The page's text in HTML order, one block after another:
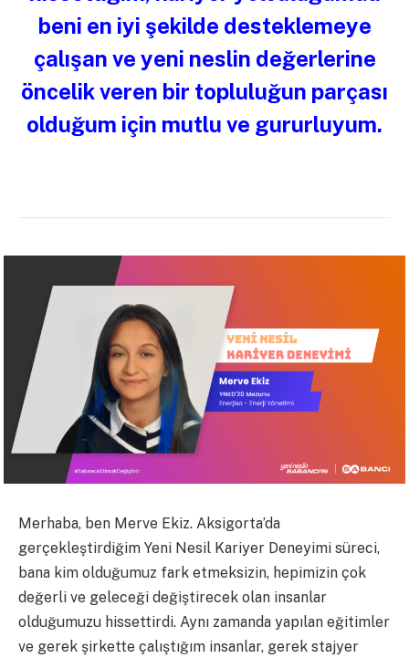
beni en iyi şekilde desteklemeye
çalışan ve yeni neslin değerlerine
öncelik veren bir topluluğun parçası
olduğum için mutlu ve gururluyum.
Merhaba, ben Merve Ekiz. Aksigorta’da
gerçekleştirdiğim Yeni Nesil Kariyer Deneyimi süreci,
bana kim olduğumuz fark etmeksizin, hepimizin çok
değerli ve geleceği değiştirecek olan insanlar
olduğumuzu hissettirdi. Aynı zamanda yapılan eğitimler
ve gerek şirkette çalıştığım insanlar, gerek stajyer